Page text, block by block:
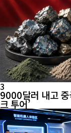
3
9000달러 내고
크 투어’